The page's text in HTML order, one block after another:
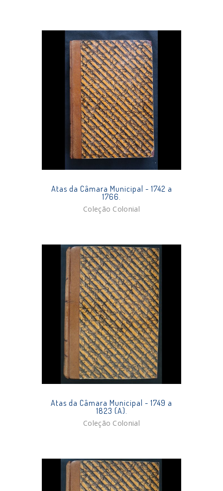
Atas da Câmara Municipal - 1742 a
1766.
Coleção Colonial
Atas da Câmara Municipal - 1749 a
1823 (A).
Coleção Colonial